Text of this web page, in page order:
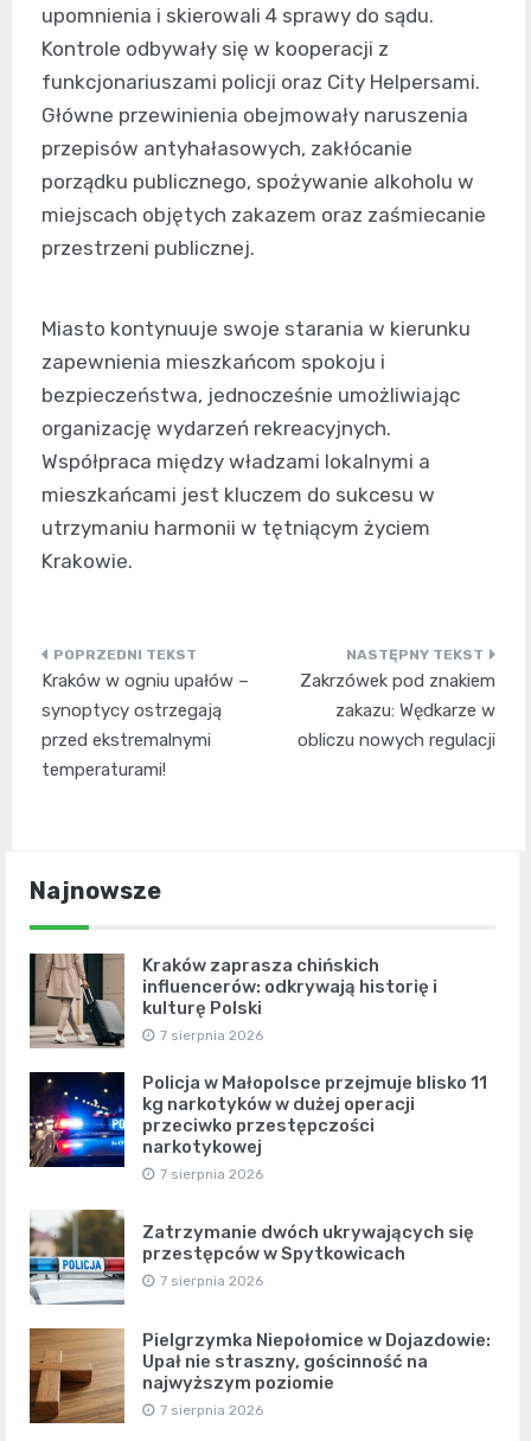
upomnienia i skierowali 4 sprawy do sądu.
Kontrole odbywały się w kooperacji z
funkcjonariuszami policji oraz City Helpersami.
Główne przewinienia obejmowały naruszenia
przepisów antyhałasowych, zakłócanie
porządku publicznego, spożywanie alkoholu w
miejscach objętych zakazem oraz zaśmiecanie
przestrzeni publicznej.
Miasto kontynuuje swoje starania w kierunku
zapewnienia mieszkańcom spokoju i
bezpieczeństwa, jednocześnie umożliwiając
organizację wydarzeń rekreacyjnych.
Współpraca między władzami lokalnymi a
mieszkańcami jest kluczem do sukcesu w
utrzymaniu harmonii w tętniącym życiem
Krakowie.
Nawigacja
wpisu
Kraków w ogniu upałów –
synoptycy ostrzegają
przed ekstremalnymi
temperaturami!
Zakrzówek pod znakiem
zakazu: Wędkarze w
obliczu nowych regulacji
Najnowsze
Kraków zaprasza chińskich
influencerów: odkrywają historię i
kulturę Polski
7 sierpnia 2026
Policja w Małopolsce przejmuje blisko 11
kg narkotyków w dużej operacji
przeciwko przestępczości
narkotykowej
7 sierpnia 2026
Zatrzymanie dwóch ukrywających się
przestępców w Spytkowicach
7 sierpnia 2026
Pielgrzymka Niepołomice w Dojazdowie:
Upał nie straszny, gościnność na
najwyższym poziomie
7 sierpnia 2026